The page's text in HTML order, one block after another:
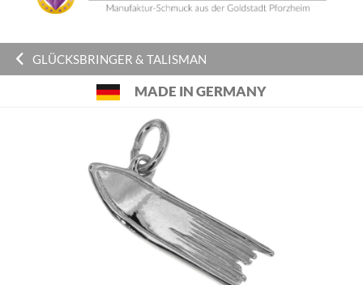
GLÜCKSBRINGER & TALISMAN
MADE IN GERMANY